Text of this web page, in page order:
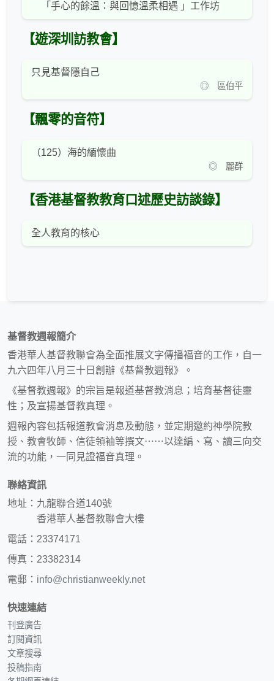
「手心的餘溫：與回憶溫柔相遇 」工作坊
【遊深圳訪教會】
只見基督隱自己
◎ 區伯平
【飄零的音符】
（125）海的緬懷曲
◎ 麗群
【香港基督教教育口述歷史訪談錄】
全人教育的核心
基督教週報簡介
香港華人基督教聯會為全面推展文字傳播福音的工作，自一
九六四年八月三十日創辦《基督教週報》。
《基督教週報》的宗旨是報道基督教消息；培育基督徒靈
性；及宣揚基督教真理。
週報內容包括報道教會消息及動態，並定期邀約神學院教
授、教會牧師、信徒領袖等撰文⋯⋯以達編、寫、讀三向交
流的功能，一同見證福音真理。
聯絡資訊
地址：九龍聯合道140號
香港華人基督教聯會大樓
電話：23374171
傳真：23382314
電郵： info@christianweekly.net
快速連結
刊登廣告
訂閱資訊
文章搜尋
投稿指南